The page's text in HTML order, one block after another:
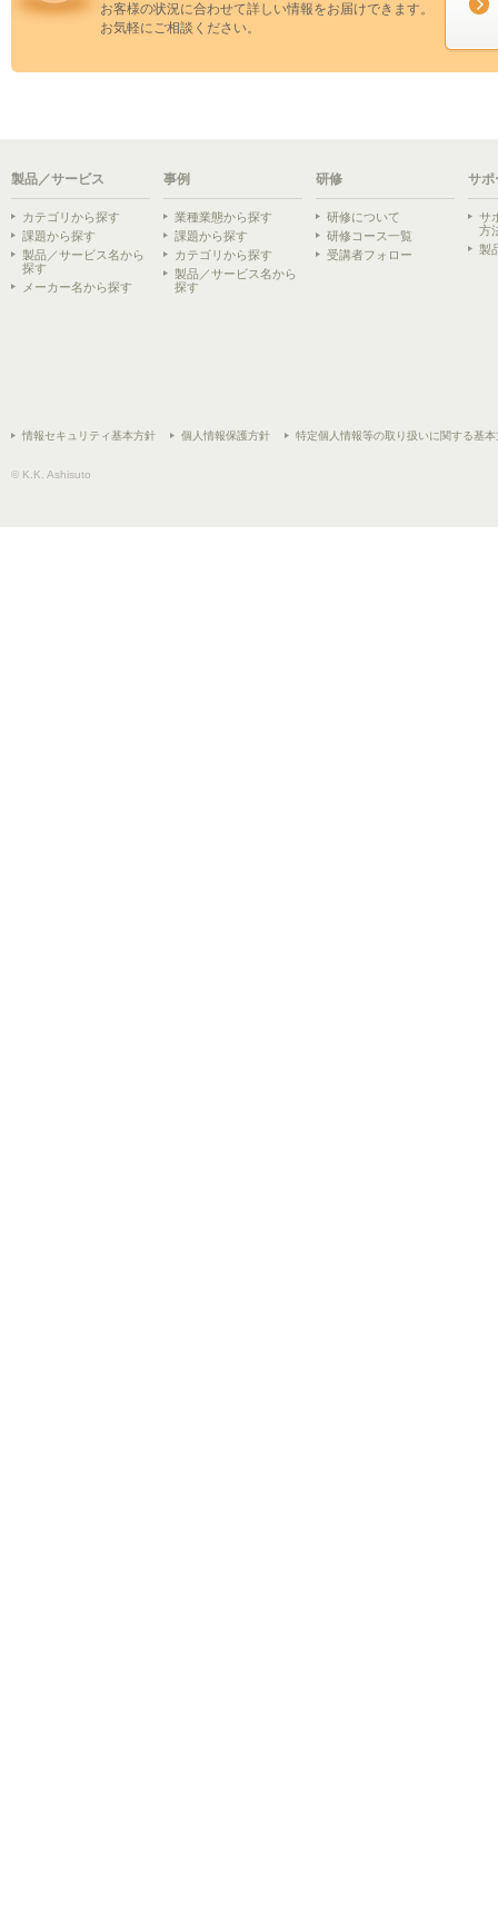
お客様の状況に合わせて詳しい情報をお届けできます。
お気軽にご相談ください。
製品／サービス
カテゴリから探す
課題から探す
製品／サービス名から
探す
メーカー名から探す
事例
業種業態から探す
課題から探す
カテゴリから探す
製品／サービス名から
探す
研修
研修について
研修コース一覧
受講者フォロー
サポ
サ
方
製
情報セキュリティ基本方針 個人情報保護方針 特定個人情報等の取り扱いに関する基本
© K.K. Ashisuto